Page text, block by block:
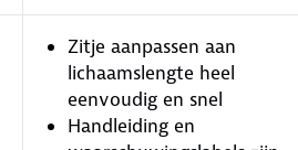
Zitje aanpassen aan
lichaamslengte heel
eenvoudig en snel
Handleiding en